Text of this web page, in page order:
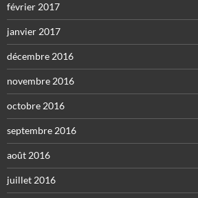
février 2017
janvier 2017
décembre 2016
novembre 2016
octobre 2016
septembre 2016
août 2016
juillet 2016